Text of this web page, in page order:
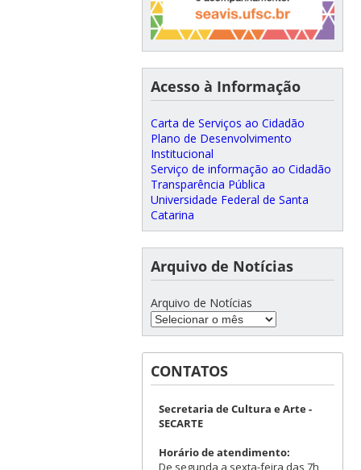
Acesso à Informação
Carta de Serviços ao Cidadão
Plano de Desenvolvimento
Institucional
Serviço de informação ao Cidadão
Transparência Pública
Universidade Federal de Santa
Catarina
Arquivo de Notícias
Arquivo de Notícias
CONTATOS
Secretaria de Cultura e Arte -
SECARTE
Horário de atendimento: